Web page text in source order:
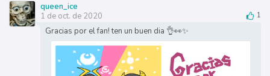
queen_ice
1 de oct. de 2020
1
Gracias por el fan! ten un buen dia 👌👀✨